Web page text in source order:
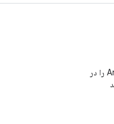
Android Developers را در